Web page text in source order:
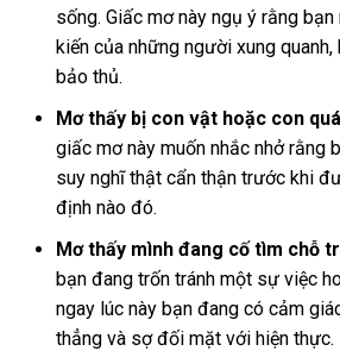
sống. Giấc mơ này ngụ ý rằng
kiến của những người xung quanh,
bảo thủ.
Mơ thấy bị con vật hoặc con
giấc mơ này muốn nhắc nhở rằng
suy nghĩ thật cẩn thận trước khi
định nào đó.
Mơ thấy mình đang cố tìm chỗ
bạn đang trốn tránh một sự việc
ngay lúc này bạn đang có cảm
thẳng và sợ đối mặt với hiện thực.